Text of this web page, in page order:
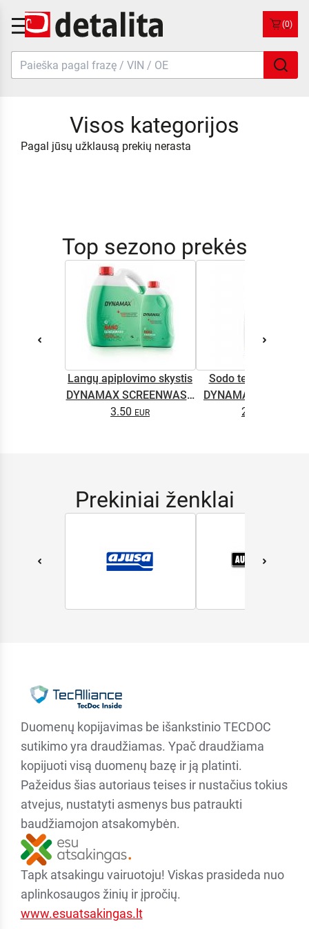
(0)
Visos kategorijos
Pagal jūsų užklausą prekių nerasta
Top sezono prekės
Langų apiplovimo skystis
DYNAMAX SCREENWASH
NANO 4l
3.50
Sodo technikos
DYNAMAX M2T
2.65
Prekiniai ženklai
Duomenų kopijavimas be išankstinio TECDOC
sutikimo yra draudžiamas. Ypač draudžiama
kopijuoti visą duomenų bazę ir ją platinti.
Pažeidus šias autoriaus teises ir nustačius tokius
atvejus, nustatyti asmenys bus patraukti
baudžiamojon atsakomybėn.
Tapk atsakingu vairuotoju! Viskas prasideda nuo
aplinkosaugos žinių ir įpročių.
www.esuatsakingas.lt